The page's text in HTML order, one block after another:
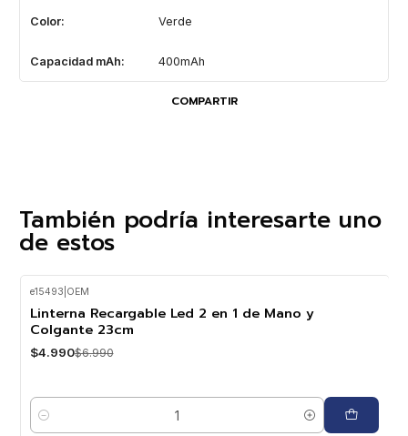
Color: Verde
Capacidad mAh: 400mAh
COMPARTIR
También podría interesarte uno
de estos
OFF
e15493 OEM
Linterna Recargable Led 2 en 1 de Mano y
Colgante 23cm
$4.990$6.990
Cantidad